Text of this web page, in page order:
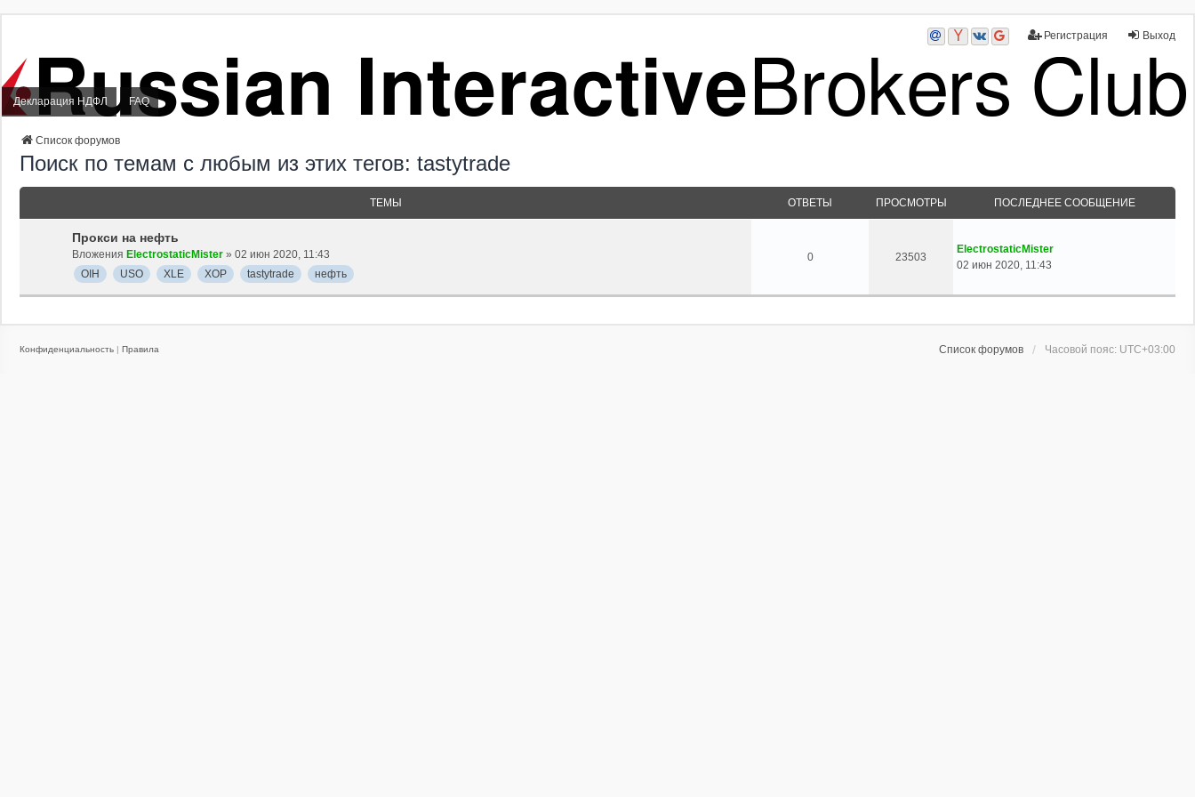
Выход
Регистрация
Декларация НДФЛ FAQ
Список форумов
Поиск по темам с любым из этих тегов: tastytrade
ТЕМЫ ОТВЕТЫ ПРОСМОТРЫ ПОСЛЕДНЕЕ СООБЩЕНИЕ
Прокси на нефть
Вложения ElectrostaticMister » 02 июн 2020, 11:43
OIH
USO XLE XOP tastytrade нефть
0 23503
ElectrostaticMister
02 июн 2020, 11:43
Список форумов Часовой пояс: UTC+03:00
Конфиденциальность | Правила